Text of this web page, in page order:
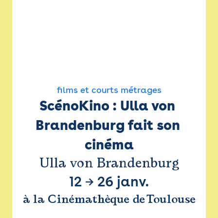
films et courts métrages
ScénoKino : Ulla von
Brandenburg fait son
cinéma
Ulla von Brandenburg
12 → 26 janv.
à la Cinémathèque de Toulouse